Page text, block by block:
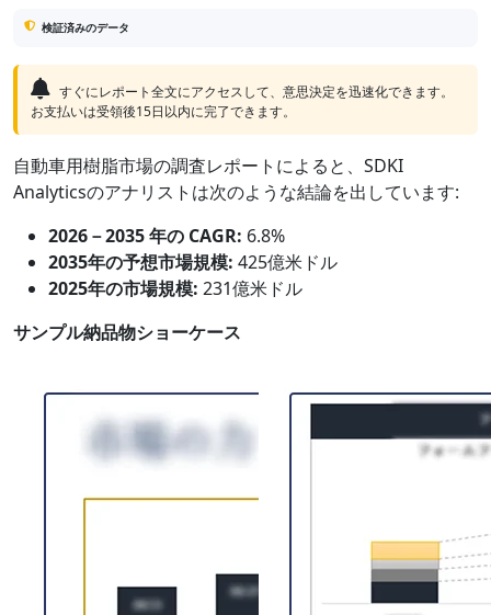
検証済みのデータ
すぐにレポート全文にアクセスして、意思決定を迅速化できます。
お支払いは受領後15日以内に完了できます。
自動車用樹脂市場の調査レポートによると、SDKI
Analyticsのアナリストは次のような結論を出しています:
2026－2035 年の CAGR: 6.8%
2035年の予想市場規模: 425億米ドル
2025年の市場規模: 231億米ドル
サンプル納品物ショーケース